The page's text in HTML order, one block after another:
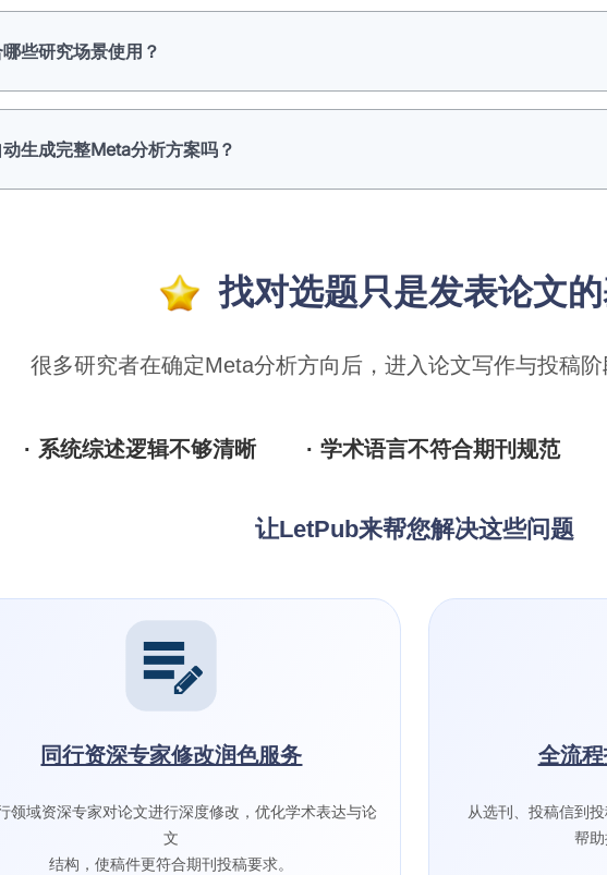
些研究场景使用？
生成完整Meta分析方案吗？
找对选题只是发表论文
很多研究者在确定Meta分析方向后，进入论文写作与投稿阶
· 系统综述逻辑不够清晰 · 学术语言不符合期刊规范
让LetPub来帮您解决这些问题
同行资深专家修改润色服务
领域资深专家对论文进行深度修改，优化学术表达与论
文
结构，使稿件更符合期刊投稿要求。
全流
从选刊、投稿信到
帮助